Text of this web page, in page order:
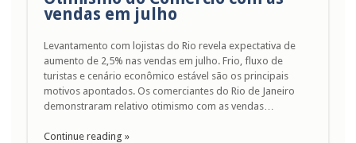
vendas em julho
Levantamento com lojistas do Rio revela expectativa de
aumento de 2,5% nas vendas em julho. Frio, fluxo de
turistas e cenário econômico estável são os principais
motivos apontados. Os comerciantes do Rio de Janeiro
demonstraram relativo otimismo com as vendas…
Continue reading »